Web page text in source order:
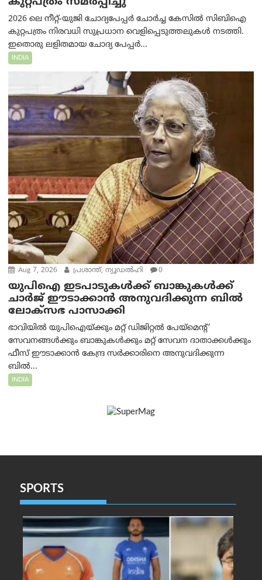
2026 ലെ നീറ്റ്-യുജി ചോദ്യപേപ്പർ ചോർച്ച കേസിൽ സിബിഐ
കുറ്റപത്രം നിരവധി സുപ്രധാന വെളിപ്പെടുത്തലുകൾ നടത്തി.
ഇതൊരു ലളിതമായ ചോദ്യ പേപ്പർ...
INDIA
Aug 7, 2026 പ്രശാന്ത്, ന്യൂഡല്‍ഹി 0
യുപിഐ ഇടപാടുകൾക്ക് ബാങ്കുകൾക്ക്
ചാർജ് ഈടാക്കാൻ അനുവദിക്കുന്ന ബിൽ
ലോക്‌സഭ പാസാക്കി
ഭാവിയിൽ യുപിഐയ്ക്കും മറ്റ് ഡിജിറ്റൽ പേയ്‌മെന്റ്
സേവനങ്ങൾക്കും ബാങ്കുകൾക്കും മറ്റ് സേവന ദാതാക്കൾക്കും
ഫീസ് ഈടാക്കാൻ കേന്ദ്ര സർക്കാരിനെ അനുവദിക്കുന്ന
ബിൽ...
INDIA
SPORTS